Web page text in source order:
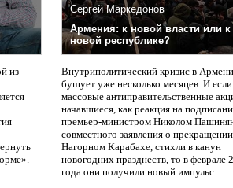
из
Сергей Маркедонов
Армения: к новой власти или к
новой республике?
Внутриполитический кризис в
бушует уже несколько месяцев. И
массовые антиправительственные
начавшиеся, как реакция на
премьер-министром Николом
совместного заявления о
Нагорном Карабахе, стихли в канун
новогодних празднеств, то в феврале
года они получили новый импульс.